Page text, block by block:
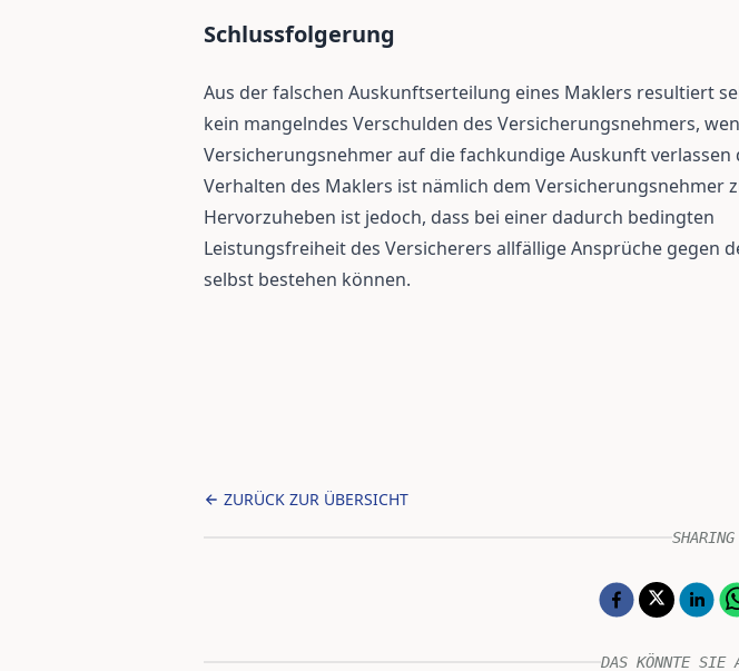
Schlussfolgerung
Aus der falschen Auskunftserteilung eines Maklers resultiert
kein mangelndes Verschulden des Versicherungsnehmers,
Versicherungsnehmer auf die fachkundige Auskunft verlassen
Verhalten des Maklers ist nämlich dem Versicherungsnehmer
Hervorzuheben ist jedoch, dass bei einer dadurch bedingten
Leistungsfreiheit des Versicherers allfällige Ansprüche gegen
selbst bestehen können.
ZURÜCK ZUR ÜBERSICHT
DAS KÖNNTE SIE